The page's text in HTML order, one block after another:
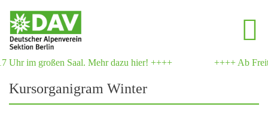
Uhr im großen Saal. Mehr dazu hier! ++++ ++++ Ab
Kursorganigram Winter